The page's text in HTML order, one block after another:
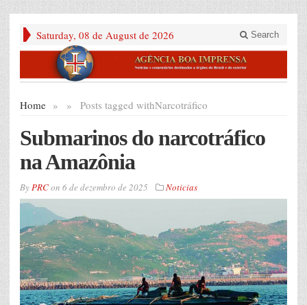
Saturday, 08 de August de 2026 Search
Home » Posts tagged with
» Narcotráfico
Submarinos do narcotráfico
na Amazônia
ByPRCon 6 de dezembro de 2025 Noticias